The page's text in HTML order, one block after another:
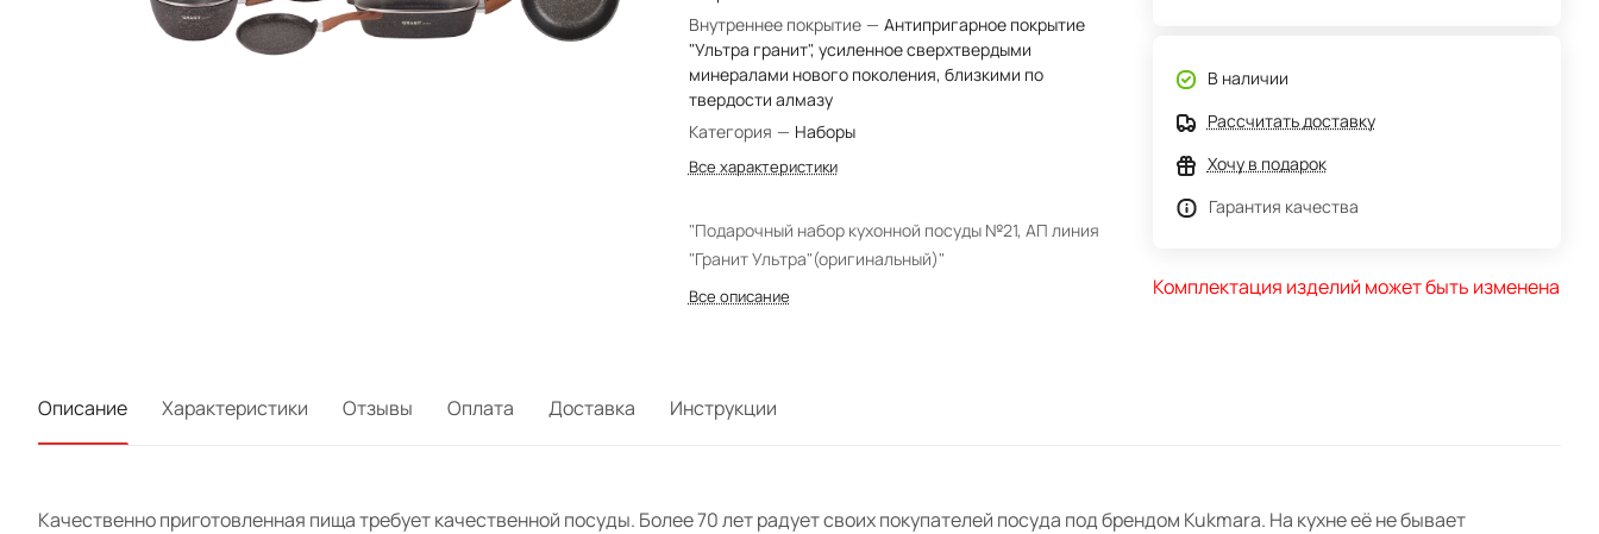
Внутреннее покрытие — Антипригарное покрытие
"Ультра гранит", усиленное сверхтвердыми
минералами нового поколения, близкими по
твердости алмазу
Категория — Наборы
Все характеристики
"Подарочный набор кухонной посуды №21, АП линия
"Гранит Ультра"(оригинальный)"
Все описание
В наличии
Рассчитать доставку
Хочу в подарок
Гарантия качества
Комплектация изделий может быть изменена
Описание Характеристики Отзывы Оплата Доставка Инструкции
Качественно приготовленная пища требует качественной посуды. Более 70 лет радует своих покупателей посуда под брендом Kukmara. На кухне её не бывает